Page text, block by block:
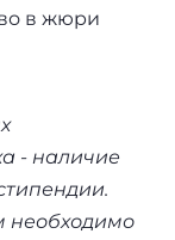
в жюри
- наличие
необходимо